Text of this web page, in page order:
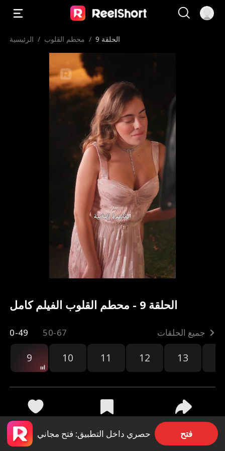
الرئيسية / محطم القلوب / الحلقة 9
الحلقة 9 - محطم القلوب الفيلم كامل
0-49 50-67 جميع الحلقات
9 10 11 12 13
4k مشاركة
حصري داخل التطبيق: فتح مجاني فتح